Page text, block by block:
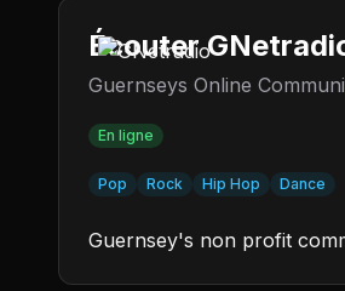
Écouter
Guernseys Online
En ligne
Pop Rock Hip Hop Dance
Guernsey's non profit